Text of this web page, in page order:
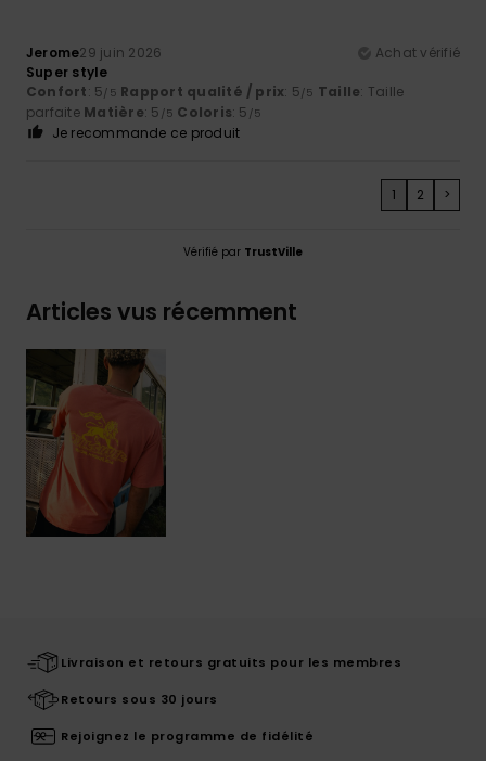
Jerome29 juin 2026
Achat vérifié
Super style
Confort: 5/5 Rapport qualité / prix: 5/5 Taille: Taille
parfaite Matière: 5 /5 Coloris: 5 /5
Je recommande ce produit
1 2 >
Vérifié par TrustVille
Articles vus récemment
Livraison et retours gratuits pour les membres
Retours sous 30 jours
Rejoignez le programme de fidélité